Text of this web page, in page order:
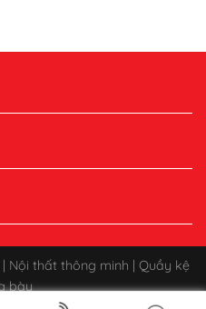
Nội thất thông minh | Quầy kệ
bày